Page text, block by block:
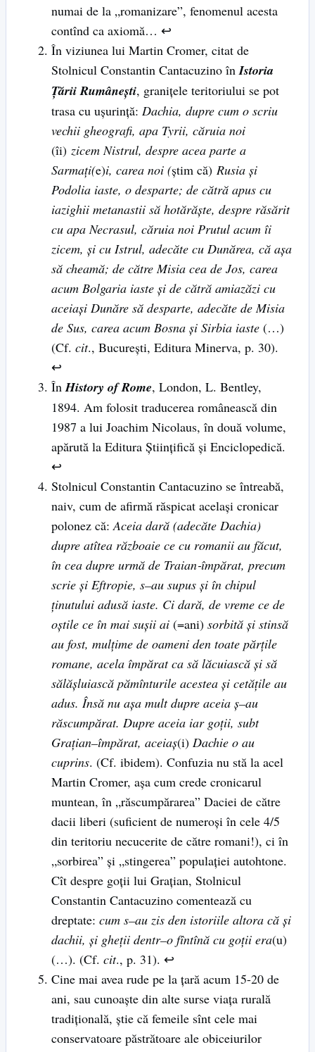
numai de la „romanizare”, fenomenul acesta
contînd ca axiomă… ↩
În viziunea lui Martin Cromer, citat de
Stolnicul Constantin Cantacuzino în Istoria
Ţării Rumâneşti, graniţele teritoriului se pot
trasa cu uşurinţă: Dachia, dupre cum o scriu
vechii gheografi, apa Tyrii, căruia noi
(îi) zicem Nistrul, despre acea parte a
Sarmaţi(e)i, carea noi (ştim că) Rusia şi
Podolia iaste, o desparte; de cătră apus cu
iazighii metanastii să hotărăşte, despre răsărit
cu apa Necrasul, căruia noi Prutul acum îi
zicem, şi cu Istrul, adecăte cu Dunărea, că aşa
să cheamă; de către Misia cea de Jos, carea
acum Bolgaria iaste şi de cătră amiazăzi cu
aceiaşi Dunăre să desparte, adecăte de Misia
de Sus, carea acum Bosna şi Sirbia iaste (…)
(Cf. cit., Bucureşti, Editura Minerva, p. 30).
↩
În History of Rome, London, L. Bentley,
1894. Am folosit traducerea românească din
1987 a lui Joachim Nicolaus, în două volume,
apărută la Editura Ştiinţifică şi Enciclopedică.
↩
Stolnicul Constantin Cantacuzino se întreabă,
naiv, cum de afirmă răspicat acelaşi cronicar
polonez că: Aceia dară (adecăte Dachia)
dupre atîtea războaie ce cu romanii au făcut,
în cea dupre urmă de Traian‑împărat, precum
scrie şi Eftropie, s–au supus şi în chipul
ţinutului adusă iaste. Ci dară, de vreme ce de
oştile ce în mai suşii ai (=ani) sorbită şi stinsă
au fost, mulţime de oameni den toate părţile
romane, acela împărat ca să lăcuiască şi să
sălăşluiască pămînturile acestea şi cetăţile au
adus. Însă nu aşa mult dupre aceia ş–au
răscumpărat. Dupre aceia iar goţii, subt
Graţian–împărat, aceiaş(i) Dachie o au
cuprins. (Cf. ibidem). Confuzia nu stă la acel
Martin Cromer, aşa cum crede cronicarul
muntean, în „răscumpărarea” Daciei de către
dacii liberi (suficient de numeroşi în cele 4/5
din teritoriu necucerite de către romani!), ci în
„sorbirea” şi „stingerea” populaţiei autohtone.
Cît despre goţii lui Graţian, Stolnicul
Constantin Cantacuzino comentează cu
dreptate: cum s–au zis den istoriile altora că şi
dachii, şi gheţii dentr–o fîntînă cu goţii era(u)
(…). (Cf. cit., p. 31). ↩
Cine mai avea rude pe la ţară acum 15-20 de
ani, sau cunoaşte din alte surse viaţa rurală
tradiţională, ştie că femeile sînt cele mai
conservatoare păstrătoare ale obiceiurilor